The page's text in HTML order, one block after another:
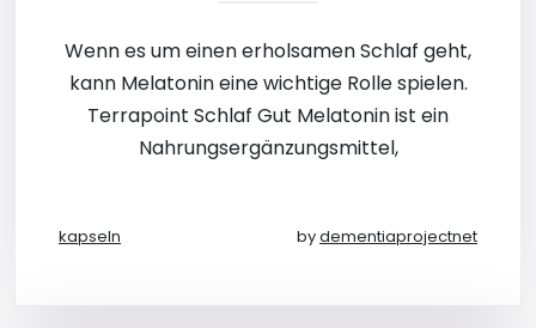
Wenn es um einen erholsamen Schlaf geht,
kann Melatonin eine wichtige Rolle spielen.
Terrapoint Schlaf Gut Melatonin ist ein
Nahrungsergänzungsmittel,
kapseln bydementiaprojectnet